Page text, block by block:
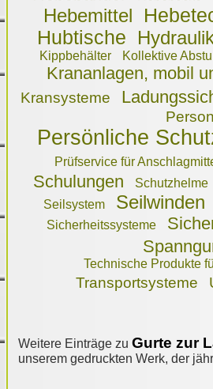
Hebemittel
Hubtische
Kippbehälter Kollektive
Krananlagen, mobil
Kransysteme
Persönliche
Prüfservice für
Schulungen
Schutzhelme
Seilsystem
Seilwinden
Sicherheitssysteme
Technische Produkte
Transportsysteme
Weitere Einträge zu Gurte zur
unserem gedruckten Werk, der